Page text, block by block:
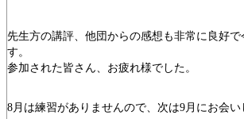
先生方の講評、他団からの感想も非常に良好で
す。
参加された皆さん、お疲れ様でした。
8月は練習がありませんので、次は9月にお会い